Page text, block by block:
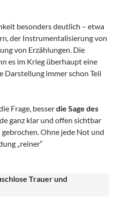
besonders deutlich – etwa
der Instrumentalisierung von
von Erzählungen. Die
es im Krieg überhaupt eine
Darstellung immer schon Teil
Frage, besserdie Sage des
ganz klar und offen sichtbar
Ohne jede Not und
„reiner“
Trauer und